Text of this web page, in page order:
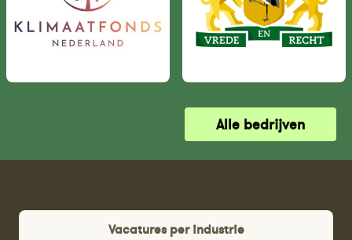
Alle bedrijven
Vacatures per industrie